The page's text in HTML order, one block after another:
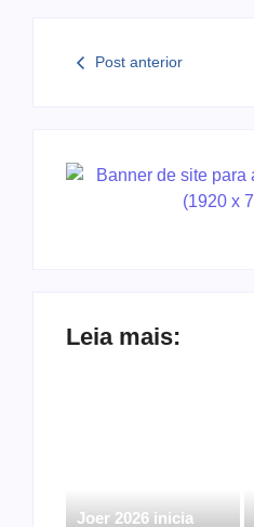
Post anterior
Leia mais:
Joer 2026 inicia